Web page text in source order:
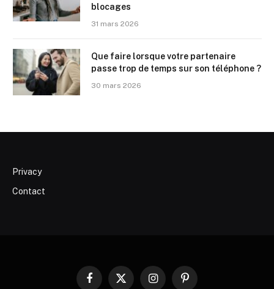
blocages
31 mars 2026
Que faire lorsque votre partenaire
passe trop de temps sur son téléphone ?
30 mars 2026
Privacy
Contact
Facebook
X InstagramPinterest